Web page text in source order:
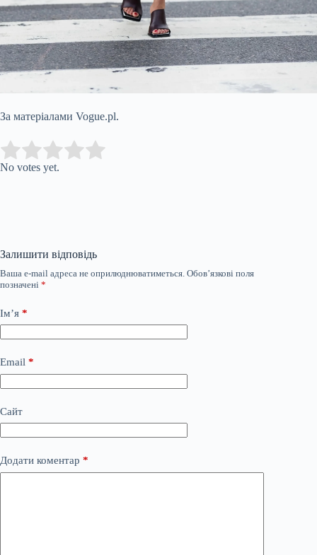
За матеріалами Vogue.pl.
Rate this item:
No votes yet.
Залишити відповідь
Ваша e-mail адреса не оприлюднюватиметься. Обов’язкові поля
позначені *
Ім’я *
Email *
Сайт
Додати коментар *